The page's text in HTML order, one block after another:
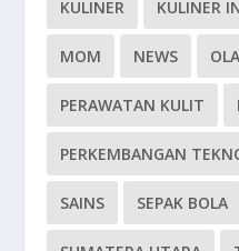
KULINER KULINER
MOM NEWS
PERAWATAN KULIT
PERKEMBANGAN
SAINS SEPAK BOLA